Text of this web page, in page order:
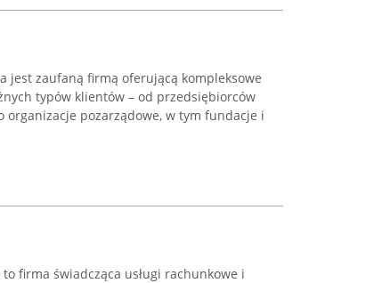
jest zaufaną firmą oferującą kompleksowe
typów klientów – od przedsiębiorców
organizacje pozarządowe, w tym fundacje i
firma świadcząca usługi rachunkowe i